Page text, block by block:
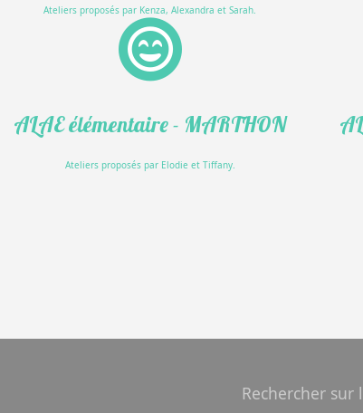
Ateliers proposés par Kenza, Alexandra et Sarah.
ALAE élémentaire - MARTHON
Ateliers proposés par Elodie et Tiffany.
Rechercher sur